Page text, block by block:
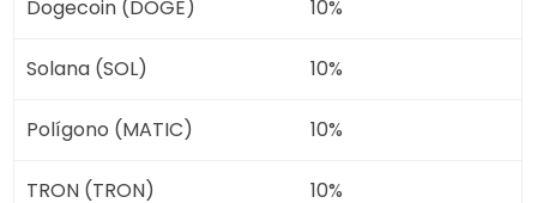
Dogecoin (DOGE) 10%
Solana (SOL) 10%
Polígono (MATIC) 10%
TRON (TRON) 10%